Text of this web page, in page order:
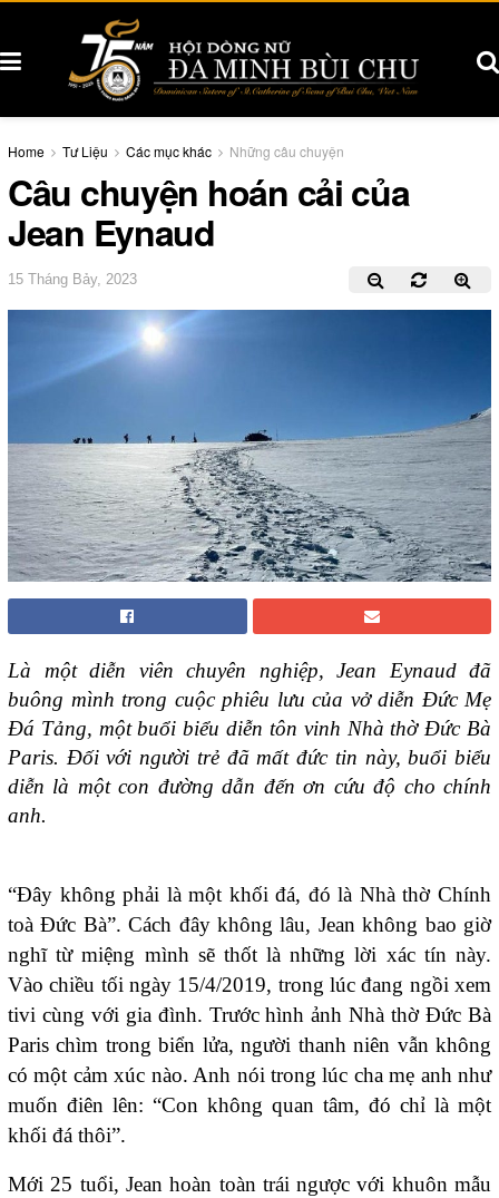
Home Tư Liệu Các mục khác Những câu chuyện
Câu chuyện hoán cải của
Jean Eynaud
15 Tháng Bảy, 2023
Là một diễn viên chuyên nghiệp, Jean Eynaud đã
buông mình trong cuộc phiêu lưu của vở diễn Đức Mẹ
Đá Tảng, một buổi biểu diễn tôn vinh Nhà thờ Đức Bà
Paris. Đối với người trẻ đã mất đức tin này, buổi biểu
diễn là một con đường dẫn đến ơn cứu độ cho chính
anh.
“Đây không phải là một khối đá, đó là Nhà thờ Chính
toà Đức Bà”. Cách đây không lâu, Jean không bao giờ
nghĩ từ miệng mình sẽ thốt là những lời xác tín này.
Vào chiều tối ngày 15/4/2019, trong lúc đang ngồi xem
tivi cùng với gia đình. Trước hình ảnh Nhà thờ Đức Bà
Paris chìm trong biển lửa, người thanh niên vẫn không
có một cảm xúc nào. Anh nói trong lúc cha mẹ anh như
muốn điên lên: “Con không quan tâm, đó chỉ là một
khối đá thôi”.
Mới 25 tuổi, Jean hoàn toàn trái ngược với khuôn mẫu